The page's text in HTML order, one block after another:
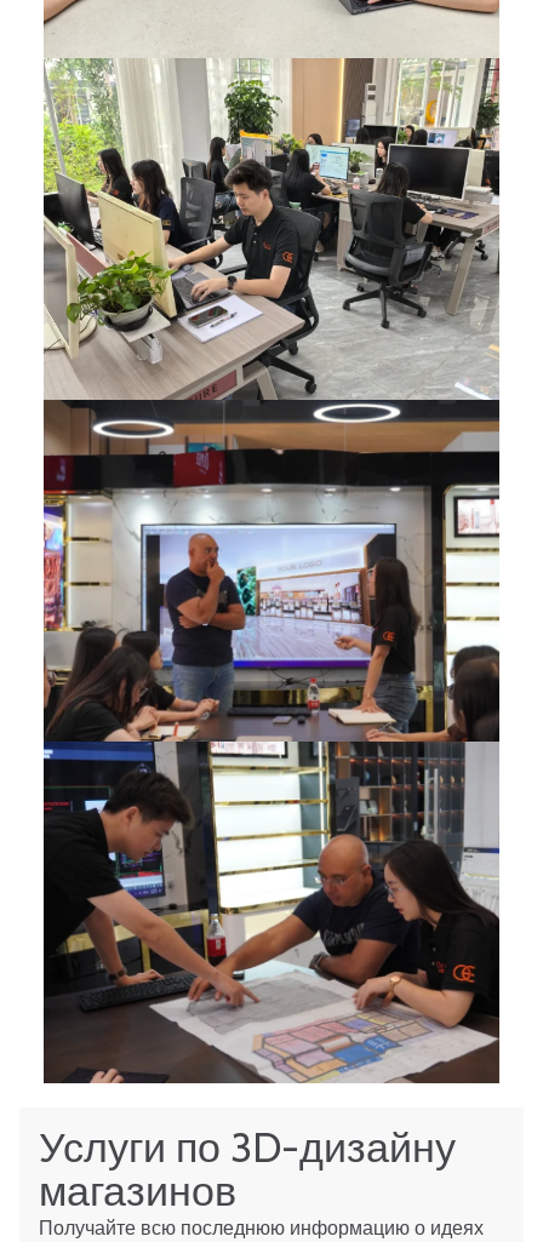
Услуги по 3D-дизайну
магазинов
Получайте всю последнюю информацию о идеях